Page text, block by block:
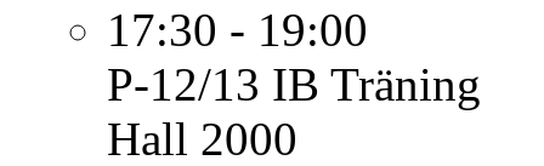
17:30 - 19:00
P-12/13 IB Träning
Hall 2000